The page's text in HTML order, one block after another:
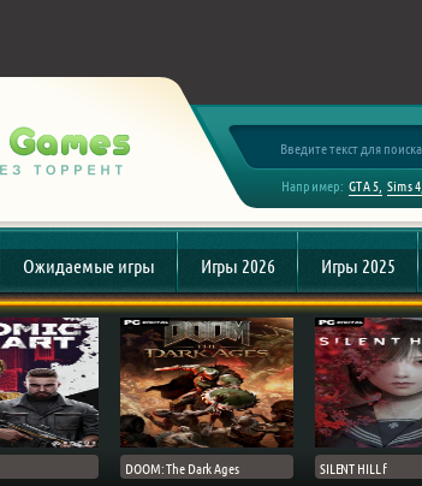
Например: GTA 5 Sims 4
Ожидаемые игры Игры 2026 Игры 2025
DOOM: The Dark Ages SILENT HILL f